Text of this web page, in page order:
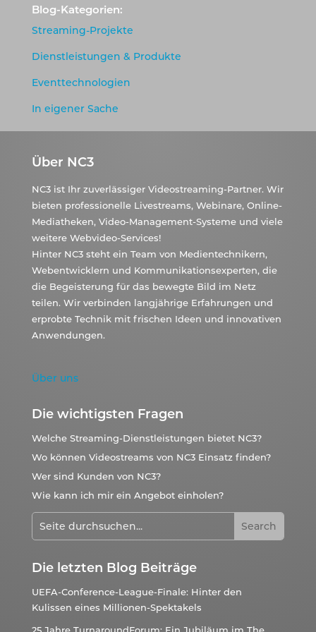
Blog-Kategorien:
Streaming-Projekte
Dienstleistungen & Produkte
Eventtechnologien
In eigener Sache
Über NC3
NC3 ist Ihr zuverlässiger Videostreaming-Partner. Wir
bieten professionelle Livestreams, Webinare, Online-
Mediatheken, Video-Management-Systeme und viele
weitere Webvideo-Services!
Hinter NC3 steht ein Team von Medientechnikern,
Webentwicklern und Kommunikationsexperten, die
die Begeisterung für das bewegte Bild im Netz
teilen. Wir verbinden langjährige Erfahrungen und
erprobte Technik mit frischen Ideen und innovativen
Anwendungen.
Über uns
Die wichtigsten Fragen
Welche Streaming-Dienstleistungen bietet NC3?
Wo können Videostreams von NC3 Einsatz finden?
Wer sind Kunden von NC3?
Wie kann ich mir ein Angebot einholen?
Die letzten Blog Beiträge
UEFA-Conference-League-Finale: Hinter den
Kulissen eines Millionen-Spektakels